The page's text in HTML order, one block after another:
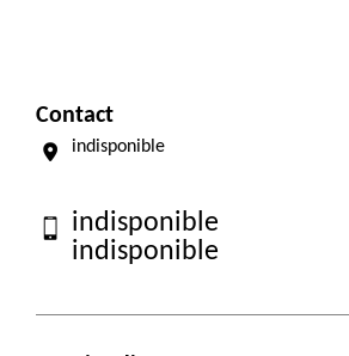
Contact
indisponible
indisponible
indisponible